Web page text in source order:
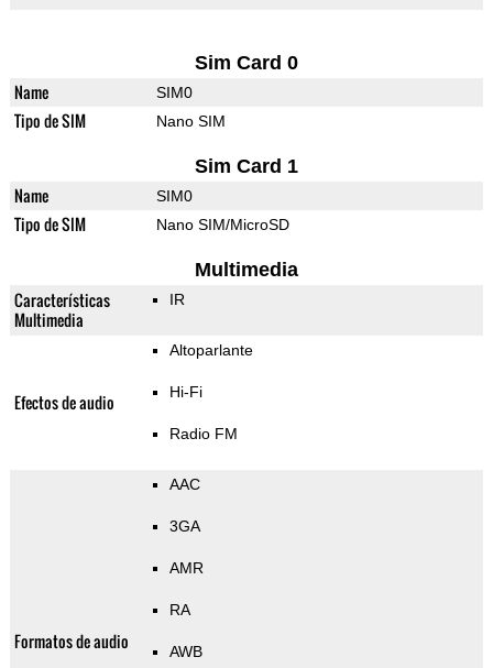
Sim Card 0
Name SIM0
Tipo de SIM Nano SIM
Sim Card 1
Name SIM0
Tipo de SIM Nano SIM/MicroSD
Multimedia
Características
Multimedia
IR
Efectos de audio
Altoparlante
Hi-Fi
Radio FM
Formatos de audio
AAC
3GA
AMR
RA
AWB